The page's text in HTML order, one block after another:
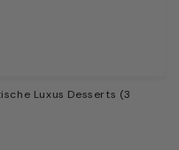
Luxus Desserts (3